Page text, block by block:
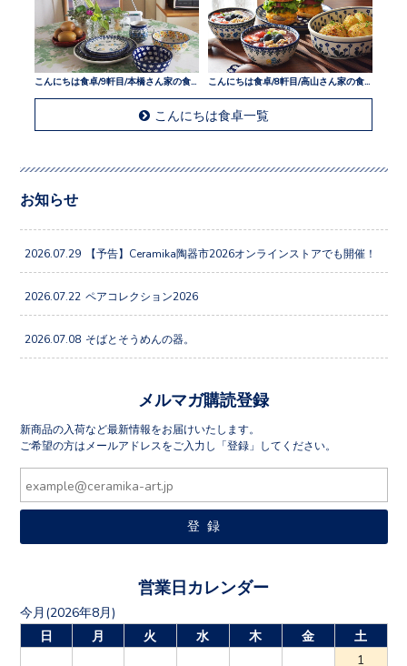
こんにちは食卓/9軒目/本橋さん家の食卓
こんにちは食卓一覧
お知らせ
2026.07.29 【予告】Ceramika陶器市2026オンラインストアでも開催！
2026.07.22 ペアコレクション2026
2026.07.08 そばとそうめんの器。
メルマガ購読登録
新商品の入荷など最新情報をお届けいたします。
ご希望の方はメールアドレスをご入力し「登録」してください。
営業日カレンダー
今月(2026年8月)
日
月 火 水 木 金
土
1